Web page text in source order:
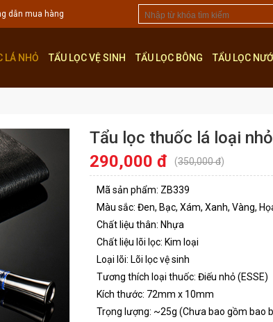
LÁ NHỎ TẨU LỌC VỆ SINH TẨU LỌC BÔNG TẨU LỌC
Tẩu lọc thuốc lá loại
290,000 đ (350,000 đ)
Mã sản phẩm: ZB339
Màu sắc: Đen, Bạc, Xám, Xanh, Vàng,
Chất liệu thân: Nhựa
Chất liệu lõi lọc: Kim loại
Loại lõi: Lõi lọc vệ sinh
Tương thích loại thuốc: Điếu nhỏ (ESSE)
Kích thước: 72mm x 10mm
Trọng lượng: ~25g (Chưa bao gồm bao
dẫn mua hàng